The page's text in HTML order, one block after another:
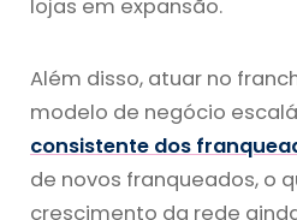
lojas em expansão.
Além disso, atuar no
modelo de negócio
consistente dos
de novos franqueados, o
crescimento da rede